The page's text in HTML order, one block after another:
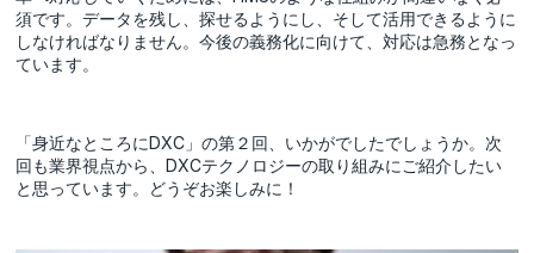
須です。データを残し、探せるようにし、そして活用できるように
しなければなりません。今後の義務化に向けて、対応は急務となっ
ています。
「身近なところにDXC」の第２回、いかがでしたでしょうか。次
回も業界視点から、DXCテクノロジーの取り組みにご紹介したい
と思っています。どうぞお楽しみに！